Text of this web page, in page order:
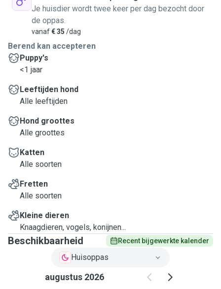
Je huisdier wordt twee keer per dag bezocht door
de oppas.
vanaf€ 35 /dag
Berend kan accepteren
Puppy's
<1 jaar
Leeftijden hond
Alle leeftijden
Hond groottes
Alle groottes
Katten
Alle soorten
Fretten
Alle soorten
Kleine dieren
Knaagdieren, vogels, konijnen...
Beschikbaarheid Recent bijgewerkte kalender
Huisoppas
augustus 2026